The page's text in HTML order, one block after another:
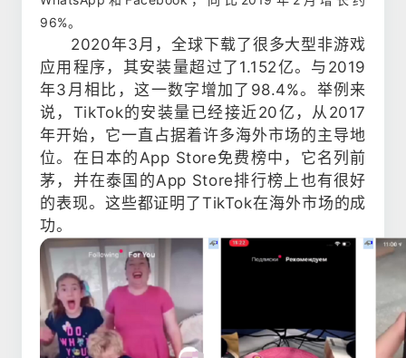
96%。
2020年3月，全球下载了很多大型非游戏
应用程序，其安装量超过了1.152亿。与2019
年3月相比，这一数字增加了98.4%。举例来
说，TikTok的安装量已经接近20亿，从2017
年开始，它一直占据着许多海外市场的主导地
位。在日本的App Store免费榜中，它名列前
茅，并在泰国的App Store排行榜上也有很好
的表现。这些都证明了TikTok在海外市场的成
功。